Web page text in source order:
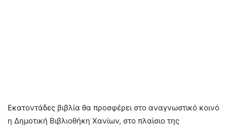
Εκατοντάδες βιβλία θα προσφέρει στο αναγνωστικό κοινό
η Δημοτική Βιβλιοθήκη Χανίων, στο πλαίσιο της